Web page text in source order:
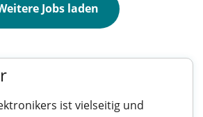
Jobs laden
ist vielseitig und